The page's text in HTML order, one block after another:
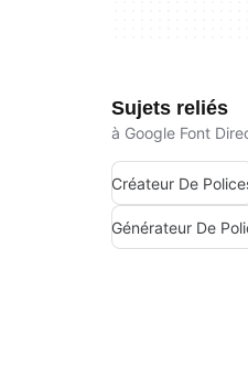
Sujets reliés
à Google Font
Créateur De
Générateur De